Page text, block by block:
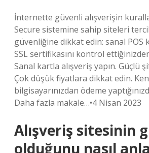
İnternette güvenli alışverişin
Secure sistemine sahip siteleri tercih
güvenliğine dikkat edin: sanal POS
SSL sertifikasını kontrol
Sanal kartla alışveriş yapın. Güçlü
Çok düşük fiyatlara dikkat edin.
bilgisayarınızdan ödeme
Daha fazla makale…•4 Nisan 2023
Alışveriş sitesinin
olduğunu nasıl